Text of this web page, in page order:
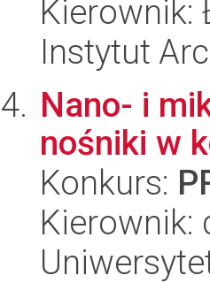
Kierownik:
Instytut
Nano- i
nośniki w
Konkurs:
Kierownik: